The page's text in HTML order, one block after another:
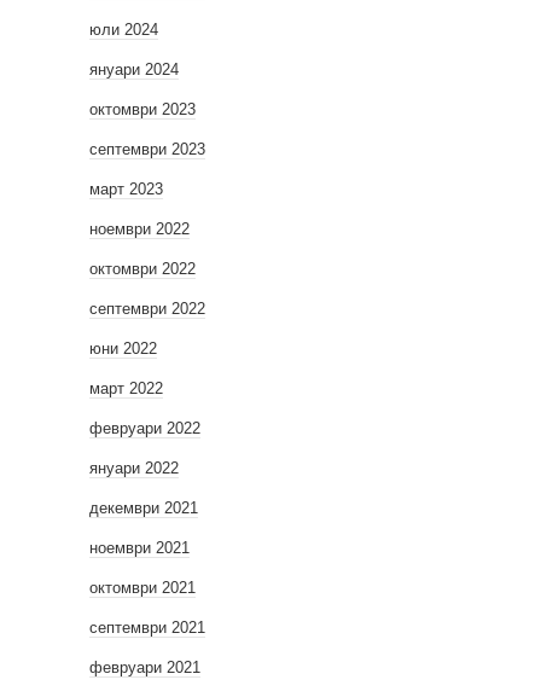
юли 2024
януари 2024
октомври 2023
септември 2023
март 2023
ноември 2022
октомври 2022
септември 2022
юни 2022
март 2022
февруари 2022
януари 2022
декември 2021
ноември 2021
октомври 2021
септември 2021
февруари 2021